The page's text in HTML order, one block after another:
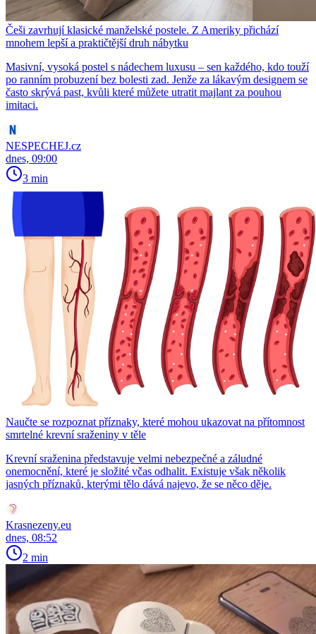
Češi zavrhují klasické manželské postele. Z Ameriky přichází
mnohem lepší a praktičtější druh nábytku
Masivní, vysoká postel s nádechem luxusu – sen každého, kdo touží
po ranním probuzení bez bolesti zad. Jenže za lákavým designem se
často skrývá past, kvůli které můžete utratit majlant za pouhou
imitaci.
NESPECHEJ.cz
dnes, 09:00
3 min
Naučte se rozpoznat příznaky, které mohou ukazovat na přítomnost
smrtelné krevní sraženiny v těle
Krevní sraženina představuje velmi nebezpečné a záludné
onemocnění, které je složité včas odhalit. Existuje však několik
jasných příznaků, kterými tělo dává najevo, že se něco děje.
Krasnezeny.eu
dnes, 08:52
2 min